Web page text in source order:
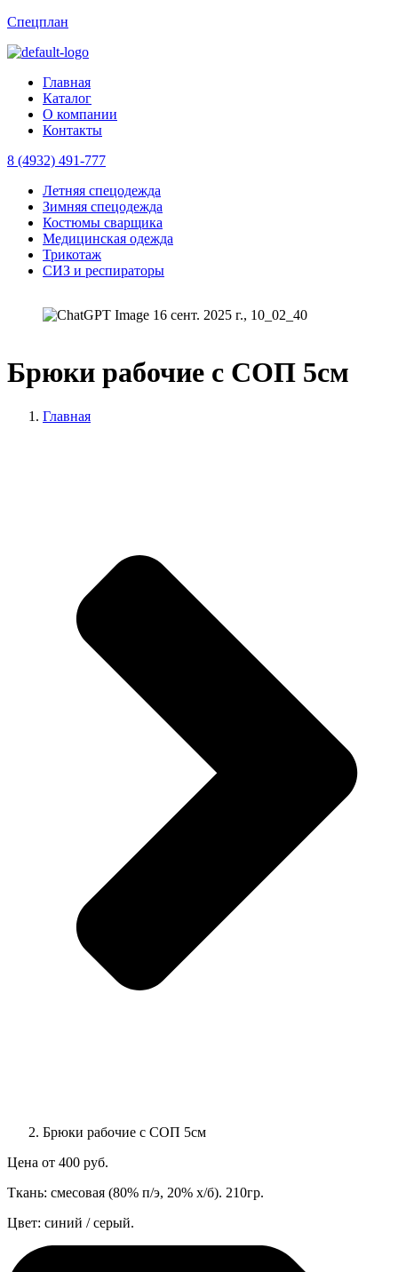
Спецплан
Главная
Каталог
О компании
Контакты
8 (4932) 491-777
Летняя спецодежда
Зимняя спецодежда
Костюмы сварщика
Медицинская одежда
Трикотаж
СИЗ и респираторы
Брюки рабочие с СОП 5см
Главная
Брюки рабочие с СОП 5см
Цена от 400 руб.
Ткань: смесовая (80% п/э, 20% х/б). 210гр.
Цвет: синий / серый.